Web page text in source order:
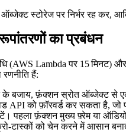
स्टोरेज पर निर्भर रह कर,
का प्रबंधन
(AWS Lambda पर 15 मिनट)
हैं:
बजाय, फ़ंक्शन स्रोत ऑब्जेक्ट से
API को फ़ॉरवर्ड कर सकता है,
पहला फ़ंक्शन मुख्य फ़्रेम या
को चेन करने में आसान